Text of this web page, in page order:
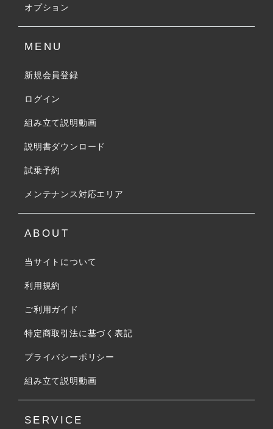
オプション
MENU
新規会員登録
ログイン
組み立て説明動画
説明書ダウンロード
試乗予約
メンテナンス対応エリア
ABOUT
当サイトについて
利用規約
ご利用ガイド
特定商取引法に基づく表記
プライバシーポリシー
組み立て説明動画
SERVICE